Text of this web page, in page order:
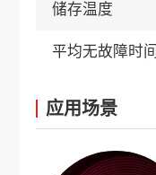
储存温度
平均无故障时间
应用场景